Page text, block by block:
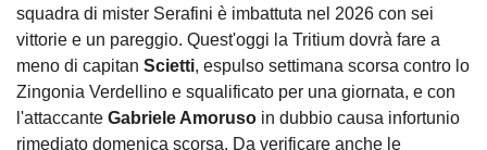
squadra di mister Serafini è imbattuta nel 2026 con sei
vittorie e un pareggio. Quest'oggi la Tritium dovrà fare a
meno di capitan Scietti, espulso settimana scorsa contro lo
Zingonia Verdellino e squalificato per una giornata, e con
l'attaccante Gabriele Amoruso in dubbio causa infortunio
rimediato domenica scorsa. Da verificare anche le